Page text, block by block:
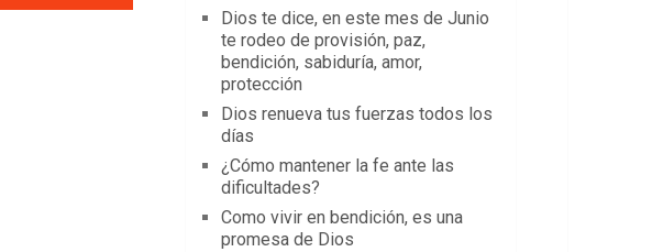
Dios te dice, en este mes de Junio
te rodeo de provisión, paz,
bendición, sabiduría, amor,
protección
Dios renueva tus fuerzas todos los
días
¿Cómo mantener la fe ante las
dificultades?
Como vivir en bendición, es una
promesa de Dios